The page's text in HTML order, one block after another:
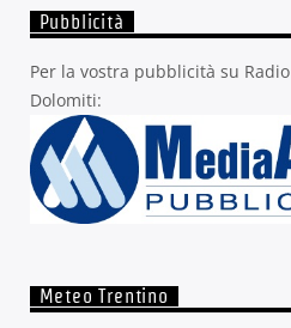
Pubblicità
Per la vostra pubblicità su Radio
Dolomiti:
Meteo Trentino